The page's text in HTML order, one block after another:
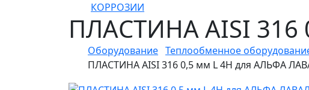
КОРРОЗИИ
ПЛАСТИНА AISI
Оборудование Теплообменное
ПЛАСТИНА AISI 316 0,5 мм L 4H для АЛЬФА